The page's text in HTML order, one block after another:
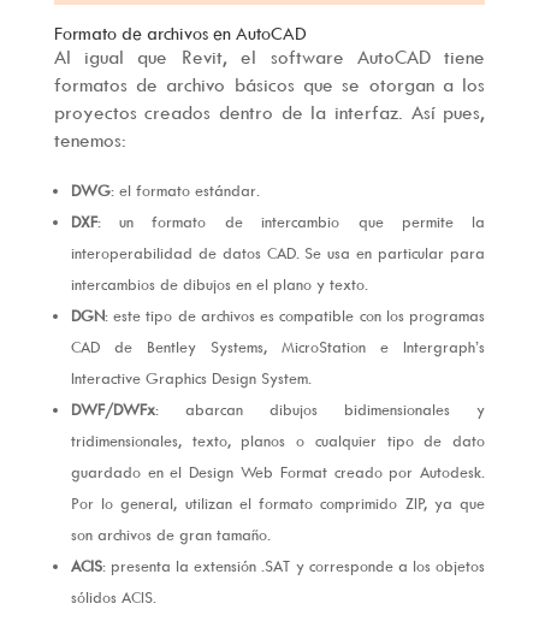
Formato de archivos en AutoCAD
Al igual que Revit, el software AutoCAD tiene
formatos de archivo básicos que se otorgan a los
proyectos creados dentro de la interfaz. Así pues,
tenemos:
DWG: el formato estándar.
DXF: un formato de intercambio que permite la
interoperabilidad de datos CAD. Se usa en particular para
intercambios de dibujos en el plano y texto.
DGN: este tipo de archivos es compatible con los programas
CAD de Bentley Systems, MicroStation e Intergraph’s
Interactive Graphics Design System.
DWF/DWFx: abarcan dibujos bidimensionales y
tridimensionales, texto, planos o cualquier tipo de dato
guardado en el Design Web Format creado por Autodesk.
Por lo general, utilizan el formato comprimido ZIP, ya que
son archivos de gran tamaño.
ACIS: presenta la extensión .SAT y corresponde a los objetos
sólidos ACIS.